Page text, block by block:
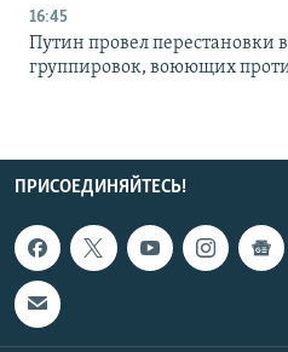
16:45
Путин провел перестановки в
группировок, воюющих
ПРИСОЕДИНЯЙТЕСЬ!